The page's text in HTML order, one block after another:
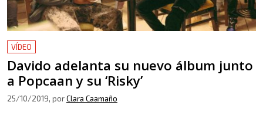
VÍDEO
Davido adelanta su nuevo álbum junto
a Popcaan y su ‘Risky’
25/10/2019, porClara Caamaño